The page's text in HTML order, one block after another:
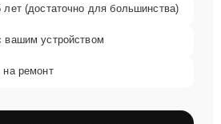
(достаточно для большинства)
вашим устройством
на ремонт